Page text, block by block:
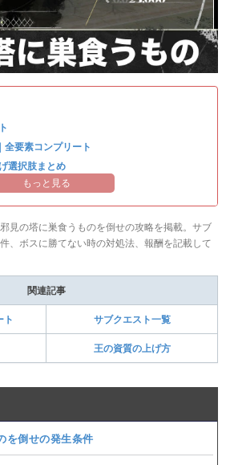
要素コンプリート
選択肢まとめ
もっと見る
見の塔に巣食うものを倒せの攻略を掲載。サブ
、ボスに勝てない時の対処法、報酬を記載して
関連記事
ト サブクエスト一覧
王の資質の上げ方
を倒せの発生条件